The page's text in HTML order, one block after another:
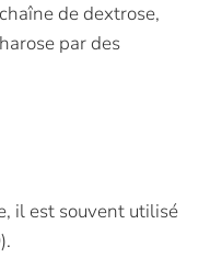
de dextrose,
par des
il est souvent utilisé